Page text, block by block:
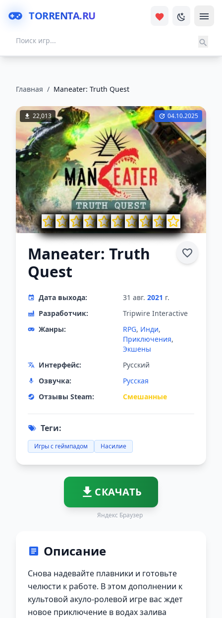
TORRENTA.RU
Главная / Maneater: Truth Quest
22,013 04.10.2025
Maneater: Truth
Quest
Дата выхода: 31 авг. 2021 г.
Разработчик:
Tripwire Interactive
Жанры:
RPG, Инди,
Приключения,
Экшены
Интерфейс:
Русский
Озвучка:
Русская
Отзывы Steam:
Смешанные
Теги:
Игры с геймпадом Насилие
СКАЧАТЬ
Яндекс Браузер
Описание
Снова надевайте плавники и готовьте
челюсти к работе. В этом дополнении к
культовой акуло-ролевой игре вас ждет
новое приключение в водах залива